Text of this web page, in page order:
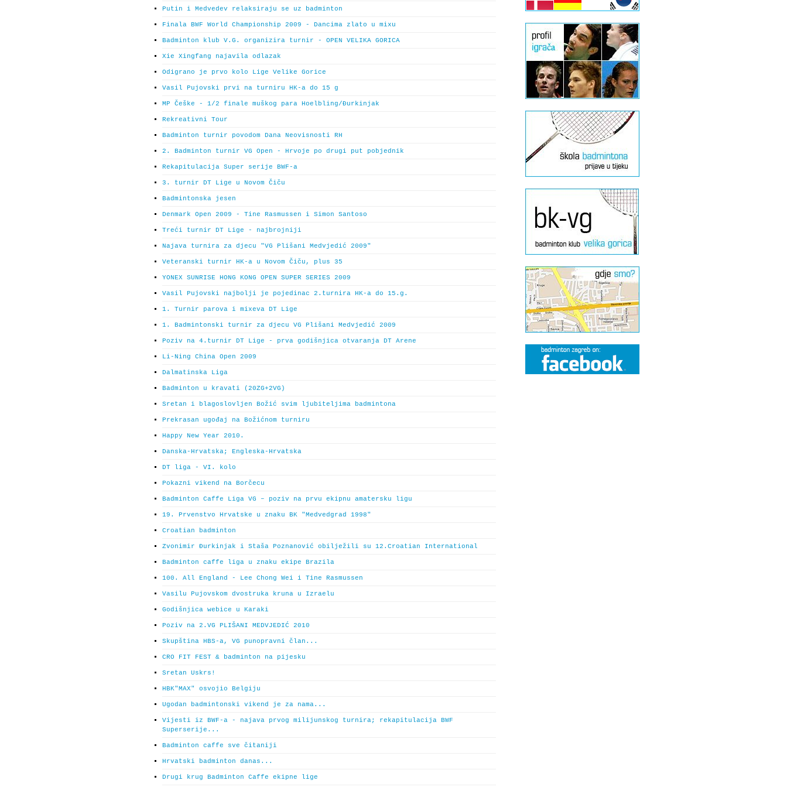
Putin i Medvedev relaksiraju se uz badminton
Finala BWF World Championship 2009 - Dancima zlato u mixu
Badminton klub V.G. organizira turnir - OPEN VELIKA GORICA
Xie Xingfang najavila odlazak
Odigrano je prvo kolo Lige Velike Gorice
Vasil Pujovski prvi na turniru HK-a do 15 g
MP Češke - 1/2 finale muškog para Hoelbling/Đurkinjak
Rekreativni Tour
Badminton turnir povodom Dana Neovisnosti RH
2. Badminton turnir VG Open - Hrvoje po drugi put pobjednik
Rekapitulacija Super serije BWF-a
3. turnir DT Lige u Novom Čiču
Badmintonska jesen
Denmark Open 2009 - Tine Rasmussen i Simon Santoso
Treći turnir DT Lige - najbrojniji
Najava turnira za djecu "VG Plišani Medvjedić 2009"
Veteranski turnir HK-a u Novom Čiču, plus 35
YONEX SUNRISE HONG KONG OPEN SUPER SERIES 2009
Vasil Pujovski najbolji je pojedinac 2.turnira HK-a do 15.g.
1. Turnir parova i mixeva DT Lige
1. Badmintonski turnir za djecu VG Plišani Medvjedić 2009
Poziv na 4.turnir DT Lige - prva godišnjica otvaranja DT Arene
Li-Ning China Open 2009
Dalmatinska Liga
Badminton u kravati (20ZG+2VG)
Sretan i blagoslovljen Božić svim ljubiteljima badmintona
Prekrasan ugođaj na Božićnom turniru
Happy New Year 2010.
Danska-Hrvatska; Engleska-Hrvatska
DT liga - VI. kolo
Pokazni vikend na Borčecu
Badminton Caffe Liga VG – poziv na prvu ekipnu amatersku ligu
19. Prvenstvo Hrvatske u znaku BK "Medvedgrad 1998"
Croatian badminton
Zvonimir Đurkinjak i Staša Poznanović obilježili su 12.Croatian International
Badminton caffe liga u znaku ekipe Brazila
100. All England - Lee Chong Wei i Tine Rasmussen
Vasilu Pujovskom dvostruka kruna u Izraelu
Godišnjica webice u Karaki
Poziv na 2.VG PLIŠANI MEDVJEDIĆ 2010
Skupština HBS-a, VG punopravni član...
CRO FIT FEST & badminton na pijesku
Sretan Uskrs!
HBK"MAX" osvojio Belgiju
Ugodan badmintonski vikend je za nama...
Vijesti iz BWF-a - najava prvog milijunskog turnira; rekapitulacija BWF
Superserije...
Badminton caffe sve čitaniji
Hrvatski badminton danas...
Drugi krug Badminton Caffe ekipne lige